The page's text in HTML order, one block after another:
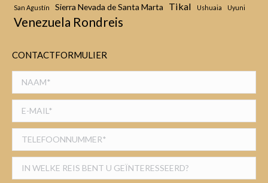
San Agustín
Sierra Nevada de Santa Marta Tikal Ushuaia Uyuni
Venezuela Rondreis
CONTACTFORMULIER